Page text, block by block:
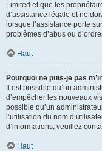
Limited et que les
d’assistance légale et ne
lorsque l’assistance porte
problèmes d’abus ou
Haut
Pourquoi ne puis-je pas
Il est possible qu’un
d’empêcher les nouveaux
possible qu’un
l’utilisation du nom
d’informations, veuillez
Haut